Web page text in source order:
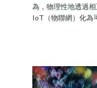
為，物理性地透過
IoT（物聯網）化為